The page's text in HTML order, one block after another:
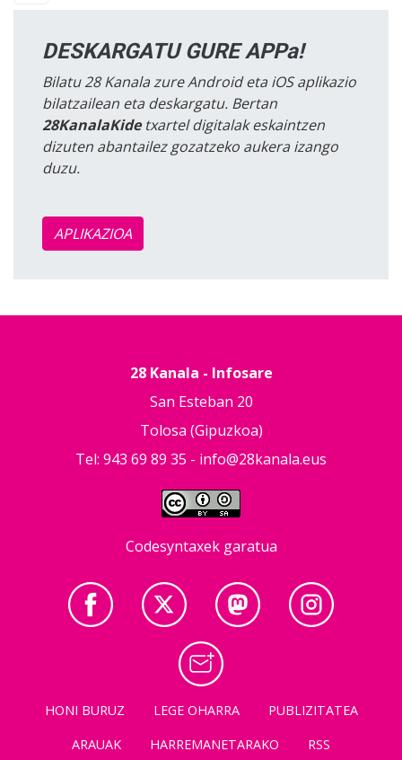
DESKARGATU GURE APPa!
Bilatu 28 Kanala zure Android eta iOS aplikazio
bilatzailean eta deskargatu. Bertan
28KanalaKidetxartel digitalak eskaintzen
dizuten abantailez gozatzeko aukera izango
duzu.
APLIKAZIOA
28 Kanala - Infosare
San Esteban 20
Tolosa (Gipuzkoa)
Tel: 943 69 89 35 - info@28kanala.eus
Codesyntaxek garatua
HONI BURUZ LEGE OHARRA
PUBLIZITATEA
ARAUAK
HARREMANETARAKO RSS